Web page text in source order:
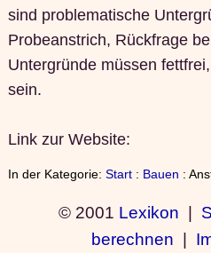
sind problematische
Probeanstrich, Rückfrage
Untergründe müssen
sein.
Link zur Website:
In der Kategorie: Start: Bauen :
© 2001 Lexikon |
berechnen |